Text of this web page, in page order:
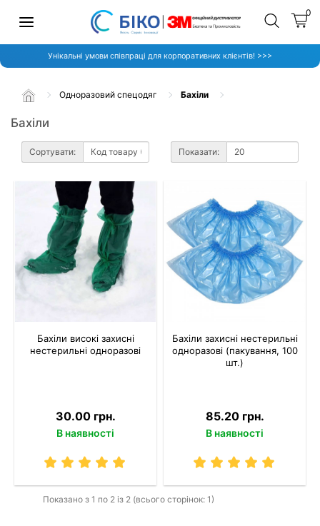
0
Унікальні умови співпраці для корпоративних клієнтів! >>>
Одноразовий спецодяг Бахіли
Бахіли
Сортувати: Показати:
Бахіли високі захисні
нестерильні одноразові
30.00 грн.
В наявності
Бахіли захисні нестерильні
одноразові (пакування, 100
шт.)
85.20 грн.
В наявності
Показано з 1 по 2 із 2 (всього сторінок: 1)